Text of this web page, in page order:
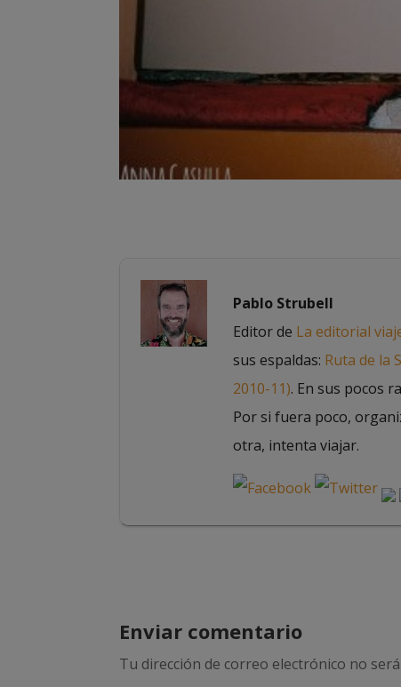
Pablo Strubell
Editor de La editorial
sus espaldas: Ruta de la
2010-11). En sus pocos
Por si fuera poco,
otra, intenta viajar.
Enviar comentario
Tu dirección de correo electrónico no